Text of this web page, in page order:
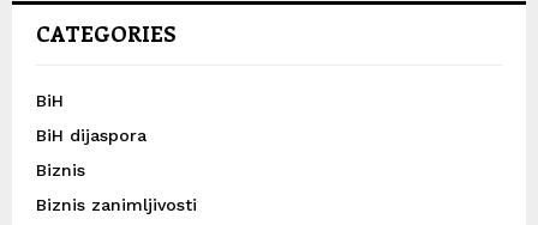
CATEGORIES
BiH
BiH dijaspora
Biznis
Biznis zanimljivosti